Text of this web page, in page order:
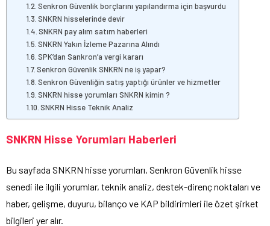
Senkron Güvenlik borçlarını yapılandırma için başvurdu
SNKRN hisselerinde devir
SNKRN pay alım satım haberleri
SNKRN Yakın İzleme Pazarına Alındı
SPK’dan Sankron’a vergi kararı
Senkron Güvenlik SNKRN ne iş yapar?
Senkron Güvenliğin satış yaptığı ürünler ve hizmetler
SNKRN hisse yorumları SNKRN kimin ?
SNKRN Hisse Teknik Analiz
SNKRN Hisse Yorumları Haberleri
Bu sayfada SNKRN hisse yorumları, Senkron Güvenlik hisse
senedi ile ilgili yorumlar, teknik analiz, destek-direnç noktaları ve
haber, gelişme, duyuru, bilanço ve KAP bildirimleri ile özet şirket
bilgileri yer alır.